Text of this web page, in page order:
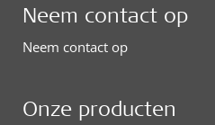
Neem contact op
Neem contact op
Onze producten